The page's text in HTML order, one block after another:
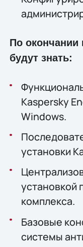
По окончании
будут знать:
Kaspersky
Windows.
установки
установкой
комплекса.
Базовые
системы